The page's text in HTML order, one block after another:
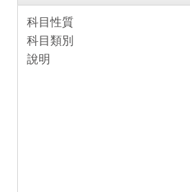
科目性質
科目類別
說明